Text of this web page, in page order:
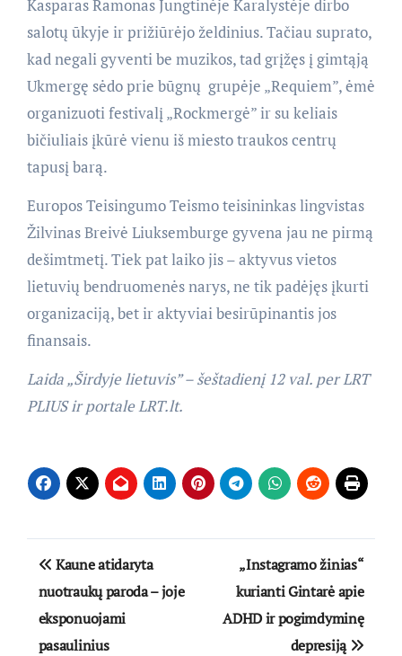
Kasparas Ramonas Jungtinėje Karalystėje dirbo
salotų ūkyje ir prižiūrėjo želdinius. Tačiau suprato,
kad negali gyventi be muzikos, tad grįžęs į gimtąją
Ukmergę sėdo prie būgnų grupėje „Requiem”, ėmė
organizuoti festivalį „Rockmergė” ir su keliais
bičiuliais įkūrė vienu iš miesto traukos centrų
tapusį barą.
Europos Teisingumo Teismo teisininkas lingvistas
Žilvinas Breivė Liuksemburge gyvena jau ne pirmą
dešimtmetį. Tiek pat laiko jis – aktyvus vietos
lietuvių bendruomenės narys, ne tik padėjęs įkurti
organizaciją, bet ir aktyviai besirūpinantis jos
finansais.
Laida „Širdyje lietuvis” – šeštadienį 12 val. per LRT
PLIUS ir portale LRT.lt.
Navigacija
tarp
įrašų
Kaune atidaryta
nuotraukų paroda – joje
eksponuojami
pasaulinius
„Instagramo žinias“
kurianti Gintarė apie
ADHD ir pogimdyminę
depresiją